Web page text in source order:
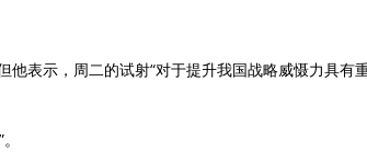
他表示，周二的试射“对于提升我国战略威慑力具有